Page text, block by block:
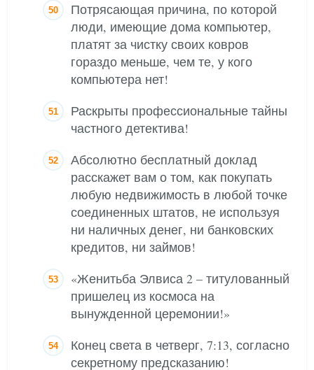
Потрясающая причина, по которой
люди, имеющие дома компьютер,
платят за чистку своих ковров
гораздо меньше, чем те, у кого
компьютера нет!
Раскрыты профессиональные тайны
частного детектива!
Абсолютно бесплатный доклад
расскажет вам о том, как покупать
любую недвижимость в любой точке
соединенных штатов, не используя
ни наличных денег, ни банковских
кредитов, ни займов!
«Женитьба Элвиса 2 – титулованный
пришелец из космоса на
вынужденной церемонии!»
Конец света в четверг, 7:13, согласно
секретному предсказанию!